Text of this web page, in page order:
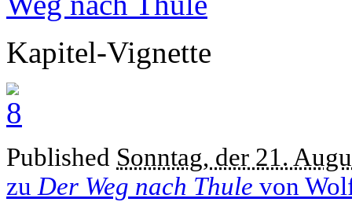
Kapitel-Vignette
Published Sonntag, der 21.
zuDer Weg nach Thule von